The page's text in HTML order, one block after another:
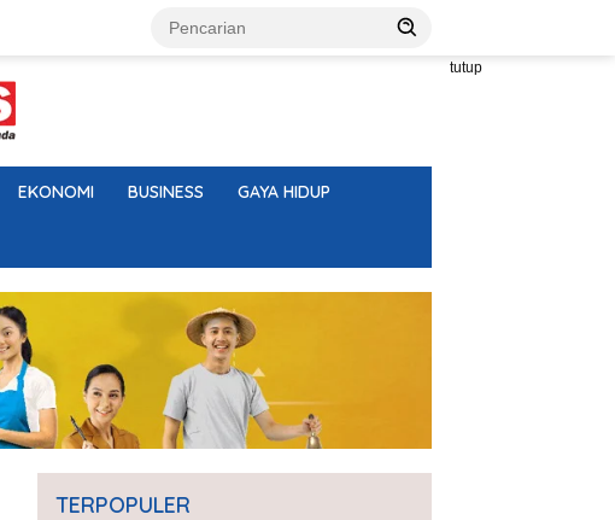
tutup
EKONOMI BUSINESS GAYA HIDUP
TERPOPULER